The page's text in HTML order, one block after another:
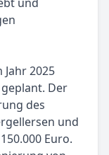
2025
Der
des
und
Euro.